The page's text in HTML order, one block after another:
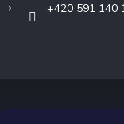
+420 591 140